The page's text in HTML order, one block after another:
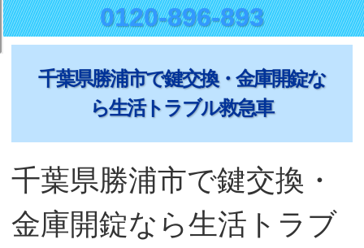
0120-896-893
千葉県勝浦市で鍵交換・金庫開錠な
ら生活トラブル救急車
千葉県勝浦市で鍵交換・
金庫開錠なら生活トラブ